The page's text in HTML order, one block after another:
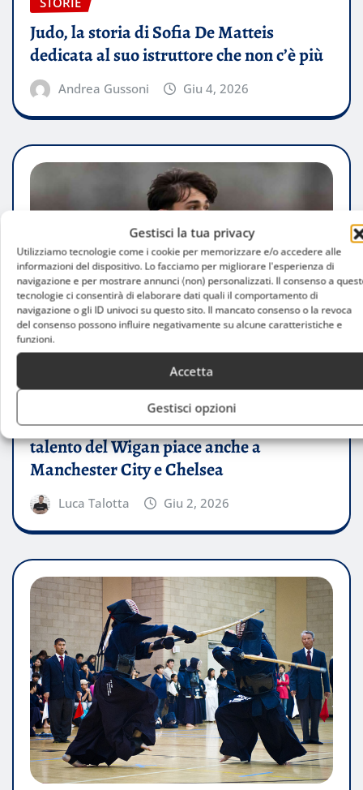
Gestisci la tua privacy
Utilizziamo tecnologie come i cookie per memorizzare e/o accedere alle
informazioni del dispositivo. Lo facciamo per migliorare l'esperienza di
navigazione e per mostrare annunci (non) personalizzati. Il consenso a
tecnologie ci consentirà di elaborare dati quali il comportamento di
navigazione o gli ID univoci su questo sito. Il mancato consenso o la revoca
del consenso possono influire negativamente su alcune caratteristiche e
funzioni.
Accetta
Gestisci opzioni
Judo, la storia di Sofia De Matteis
dedicata al suo istruttore che non c’è più
Andrea Gussoni Giu 4, 2026
STORIE
Milan sulle tracce di Harrison Bettoni: il
talento del Wigan piace anche a
Manchester City e Chelsea
Luca Talotta Giu 2, 2026